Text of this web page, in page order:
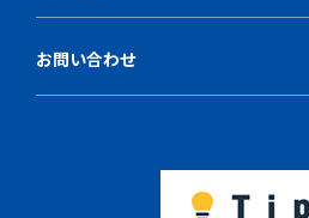
お問い合わせ